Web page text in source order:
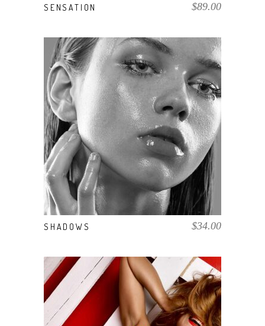
SENSATION $89.00
COMPRAR EL PRODUCTO
SHADOWS $34.00